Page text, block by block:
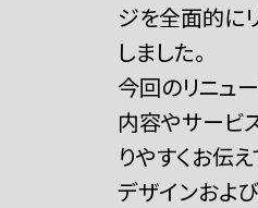
ジを全面的に
しました。
今回のリニュ
内容やサービ
りやすくお伝え
デザインおよ